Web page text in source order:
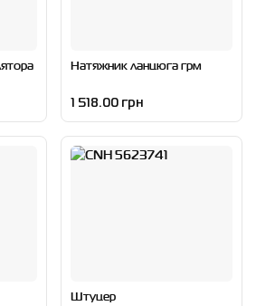
Натяжник ланцюга грм
1 518.00 грн
Штуцер